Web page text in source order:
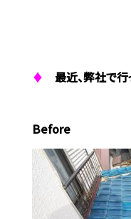
♦ 最近、弊社で行
Before